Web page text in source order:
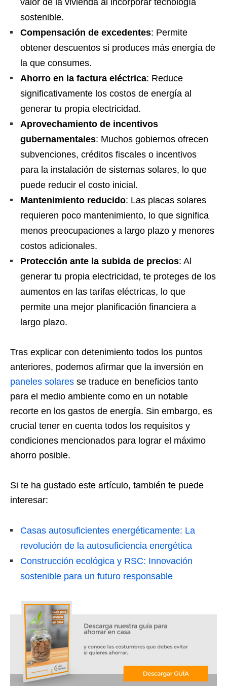
valor de la vivienda al incorporar tecnología
sostenible.
Compensación de excedentes: Permite
obtener descuentos si produces más energía de
la que consumes.
Ahorro en la factura eléctrica: Reduce
significativamente los costos de energía al
generar tu propia electricidad.
Aprovechamiento de incentivos
gubernamentales: Muchos gobiernos ofrecen
subvenciones, créditos fiscales o incentivos
para la instalación de sistemas solares, lo que
puede reducir el costo inicial.
Mantenimiento reducido: Las placas solares
requieren poco mantenimiento, lo que significa
menos preocupaciones a largo plazo y menores
costos adicionales.
Protección ante la subida de precios: Al
generar tu propia electricidad, te proteges de los
aumentos en las tarifas eléctricas, lo que
permite una mejor planificación financiera a
largo plazo.
Tras explicar con detenimiento todos los puntos
anteriores, podemos afirmar que la inversión en
paneles solares se traduce en beneficios tanto
para el medio ambiente como en un notable
recorte en los gastos de energía. Sin embargo, es
crucial tener en cuenta todos los requisitos y
condiciones mencionados para lograr el máximo
ahorro posible.
Si te ha gustado este artículo, también te puede
interesar:
Casas autosuficientes energéticamente: La
revolución de la autosuficiencia energética
Construcción ecológica y RSC: Innovación
sostenible para un futuro responsable